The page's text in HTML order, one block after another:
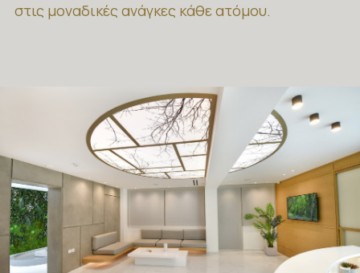
στις μοναδικές ανάγκες κάθε ατόμου.